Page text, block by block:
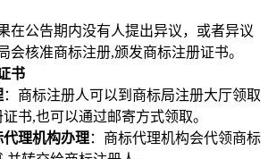
在公告期内没有人提出异议，或者异议
会核准商标注册,颁发商标注册证书。
书
：商标注册人可以到商标局注册大厅领取
书,也可以通过邮寄方式领取。
代理机构办理：商标代理机构会代领商标